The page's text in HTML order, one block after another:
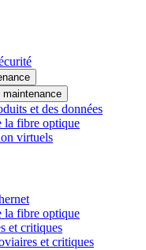
maintenance
et des données
la fibre optique
virtuels
la fibre optique
et critiques
et critiques